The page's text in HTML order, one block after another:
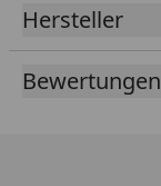
Merkmale
Hersteller
Bewertungen